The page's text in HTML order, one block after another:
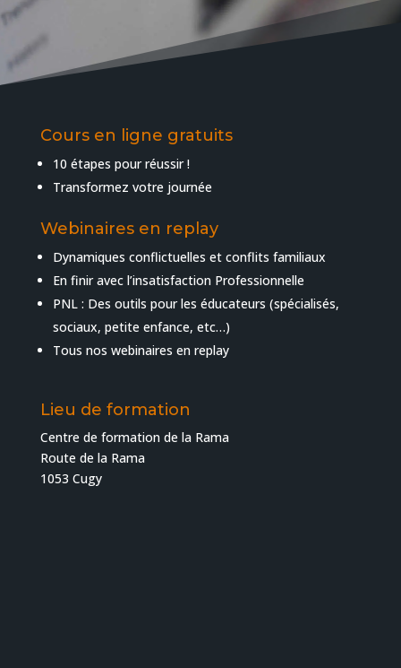
Cours en ligne gratuits
10 étapes pour réussir !
Transformez votre journée
Webinaires en replay
Dynamiques conflictuelles et conflits familiaux
En finir avec l’insatisfaction Professionnelle
PNL : Des outils pour les éducateurs (spécialisés,
sociaux, petite enfance, etc…)
Tous nos webinaires en replay
Lieu de formation
Centre de formation de la Rama
Route de la Rama
1053 Cugy